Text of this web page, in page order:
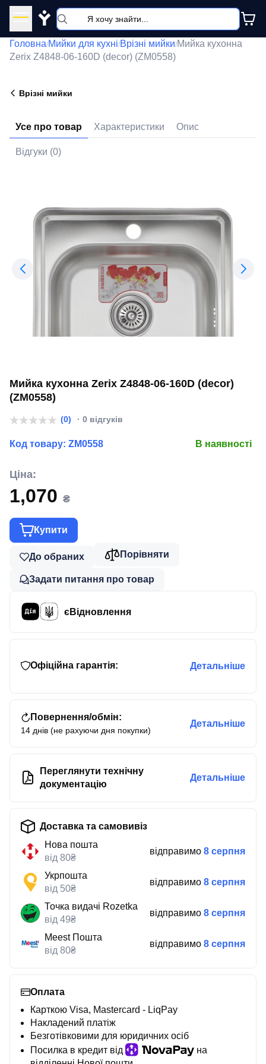
Y
Головна/Мийки для кухні/Врізні мийки/Мийка кухонна
Zerix Z4848-06-160D (decor) (ZM0558)
Врізні мийки
Усе про товар Характеристики Опис
Відгуки (0)
Мийка кухонна Zerix Z4848-06-160D (decor)
(ZM0558)
(0) · 0 відгуків
Код товару: ZM0558 В наявності
Ціна:
1,070 ₴
Купити
До обраних Порівняти
Задати питання про товар
єВідновлення
Офіційна гарантія: Детальніше
Повернення/обмін:
14 днів (не рахуючи дня покупки)
Детальніше
Переглянути технічну
документацію
Детальніше
Доставка та самовивіз
Нова пошта
від 80₴
відправимо 8 серпня
Укрпошта
від 50₴
відправимо 8 серпня
Точка видачі Rozetka
від 49₴
відправимо 8 серпня
Meest Пошта
від 80₴
відправимо 8 серпня
Оплата
Карткою Visa, Mastercard - LiqPay
Накладений платіж
Безготівковими для юридичних осіб
Посилка в кредит від
на